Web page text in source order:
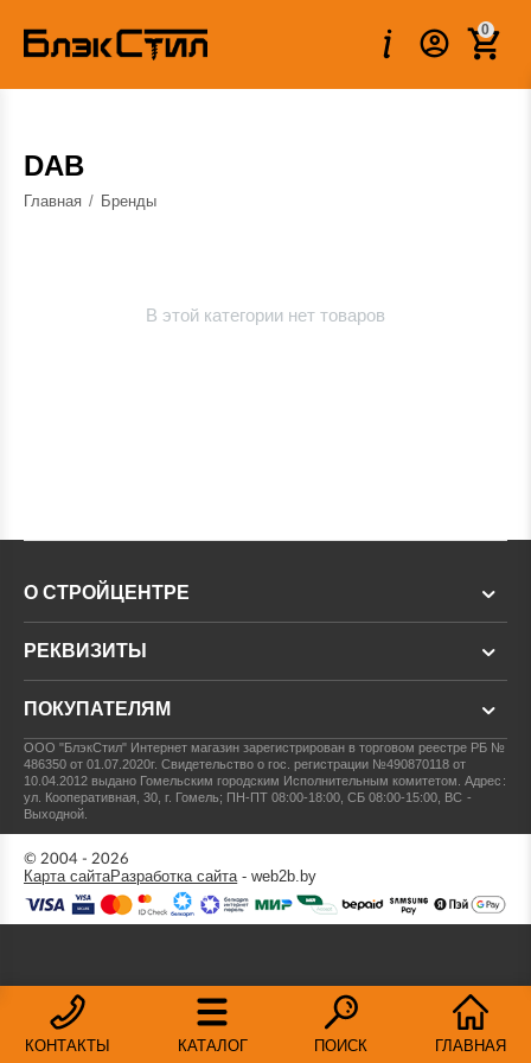
0
DAB
Главная / Бренды
В этой категории нет товаров
КОНТАКТЫ КАТАЛОГ ПОИСК ГЛАВНАЯ
О СТРОЙЦЕНТРЕ
РЕКВИЗИТЫ
ПОКУПАТЕЛЯМ
ООО "БлэкСтил" Интернет магазин зарегистрирован в торговом реестре РБ №
486350 от 01.07.2020г.Свидетельство о гос. регистрации №490870118 от
10.04.2012 выдано Гомельским городским Исполнительным комитетом.Адрес:
ул. Кооперативная, 30, г. Гомель; ПН-ПТ 08:00-18:00, СБ 08:00-15:00, ВС -
Выходной.
© 2004 - 2026
Карта сайтаРазработка сайта- web2b.by